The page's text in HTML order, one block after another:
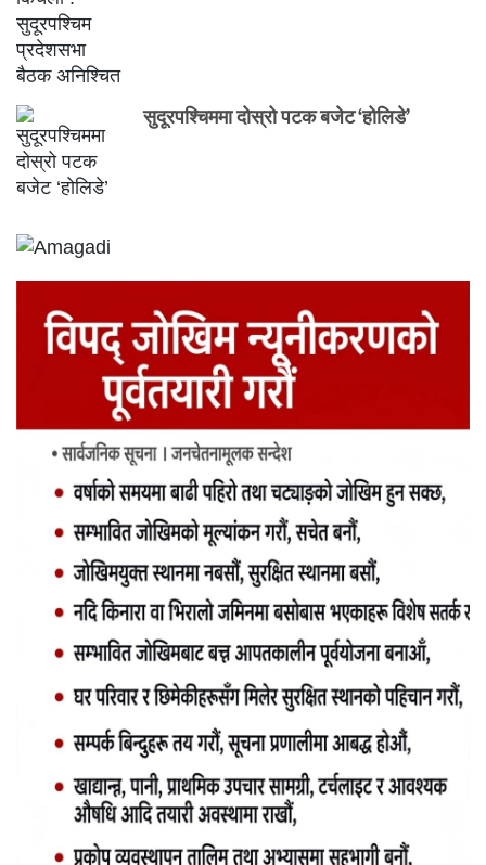
सुदूरपश्चिममा दोस्रो पटक बजेट ‘होलिडे’